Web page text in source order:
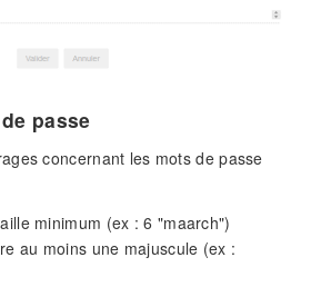
passe
concernant les mots de passe
minimum (ex : 6 "maarch")
au moins une majuscule (ex :